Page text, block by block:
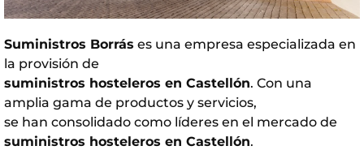
Suministros Borrás es una empresa especializada en
la provisión de
suministros hosteleros en Castellón. Con una
amplia gama de productos y servicios,
se han consolidado como líderes en el mercado de
suministros hosteleros en Castellón.